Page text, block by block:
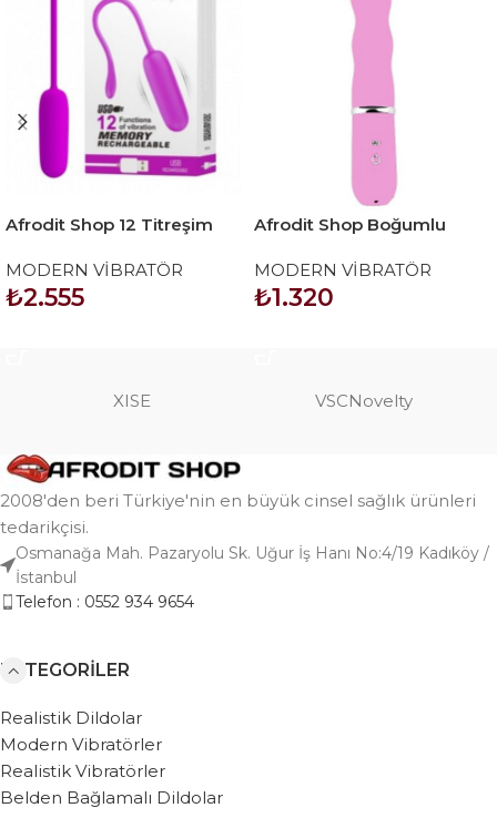
Afrodit Shop 12 Titreşim
MODERN VİBRATÖR
₺2.555
Afrodit Shop Boğumlu
MODERN VİBRATÖR
₺1.320
XISE VSCNovelty
2008'den beri Türkiye'nin en büyük cinsel sağlık ürünleri
tedarikçisi.
Osmanağa Mah. Pazaryolu Sk. Uğur İş Hanı No:4/19 Kadıköy /
İstanbul
Telefon : 0552 934 9654
KATEGORILER
Realistik Dildolar
Modern Vibratörler
Realistik Vibratörler
Belden Bağlamalı Dildolar